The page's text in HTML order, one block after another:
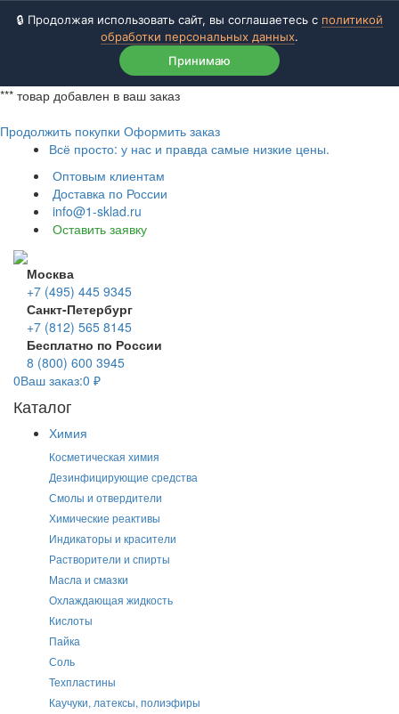
🔒 Продолжая использовать сайт, вы соглашаетесь с политикой
обработки персональных данных.
Принимаю
*** товар добавлен в ваш заказ
Продолжить покупки Оформить заказ
Всё просто: у нас и правда самые низкие цены.
Оптовым клиентам
Доставка по России
info@1-sklad.ru
Оставить заявку
Москва
+7 (495) 445 9345
Санкт-Петербург
+7 (812) 565 8145
Бесплатно по России
8 (800) 600 3945
0Ваш заказ:0 ₽
Каталог
Химия
Косметическая химия
Дезинфицирующие средства
Смолы и отвердители
Химические реактивы
Индикаторы и красители
Растворители и спирты
Масла и смазки
Охлаждающая жидкость
Кислоты
Пайка
Соль
Техпластины
Каучуки, латексы, полиэфиры